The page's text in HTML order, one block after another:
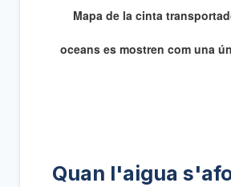
Mapa de la cinta
oceans es mostren com una
Quan l'aigua